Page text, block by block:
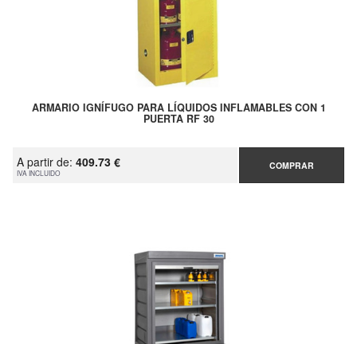
ARMARIO IGNÍFUGO PARA LÍQUIDOS INFLAMABLES CON 1
PUERTA RF 30
A partir de: 409.73 €
IVA INCLUIDO
COMPRAR